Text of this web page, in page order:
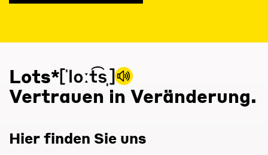
Lots*
Vertrauen in Veränderung.
Hier finden Sie uns